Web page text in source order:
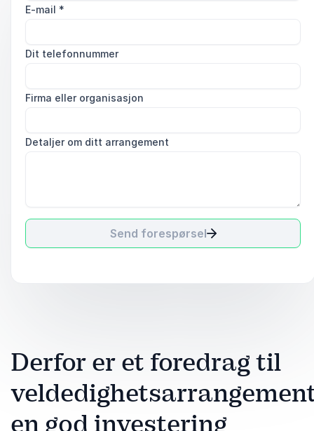
E-mail *
Dit telefonnummer
Firma eller organisasjon
Detaljer om ditt arrangement
Send forespørsel
Derfor er et foredrag til
en god investering